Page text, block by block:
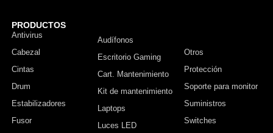
PRODUCTOS
Antivirus
Cabezal
Cintas
Drum
Estabilizadores
Fusor
Audífonos
Escritorio Gaming
Cart. Mantenimiento
Kit de mantenimiento
Laptops
Luces LED
Otros
Protección
Soporte para monitor
Suministros
Switches